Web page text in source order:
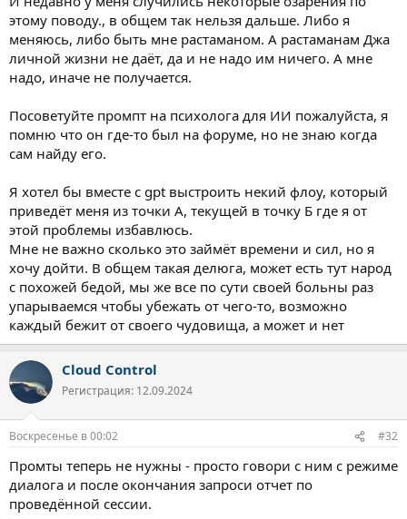
этому поводу., в общем так нельзя дальше. Либо я
меняюсь, либо быть мне растаманом. А растаманам Джа
личной жизни не даёт, да и не надо им ничего. А мне
надо, иначе не получается.
Посоветуйте промпт на психолога для ИИ пожалуйста, я
помню что он где-то был на форуме, но не знаю когда
сам найду его.
Я хотел бы вместе с gpt выстроить некий флоу, который
приведёт меня из точки А, текущей в точку Б где я от
этой проблемы избавлюсь.
Мне не важно сколько это займёт времени и сил, но я
хочу дойти. В общем такая делюга, может есть тут народ
с похожей бедой, мы же все по сути своей больны раз
упарываемся чтобы убежать от чего-то, возможно
каждый бежит от своего чудовища, а может и нет
Cloud Control
Регистрация: 12.09.2024
Воскресенье в 00:02 #32
Промты теперь не нужны - просто говори с ним с режиме
диалога и после окончания запроси отчет по
проведённой сессии.